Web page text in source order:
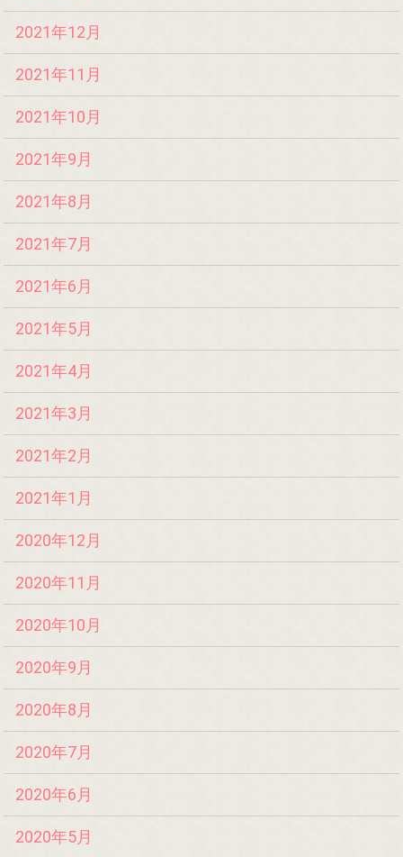
2021年12月
2021年11月
2021年10月
2021年9月
2021年8月
2021年7月
2021年6月
2021年5月
2021年4月
2021年3月
2021年2月
2021年1月
2020年12月
2020年11月
2020年10月
2020年9月
2020年8月
2020年7月
2020年6月
2020年5月